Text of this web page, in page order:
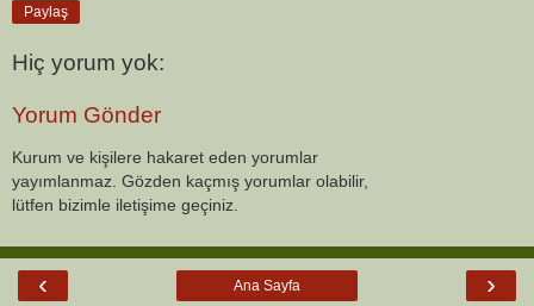
Paylaş
Hiç yorum yok:
Yorum Gönder
Kurum ve kişilere hakaret eden yorumlar
yayımlanmaz. Gözden kaçmış yorumlar olabilir,
lütfen bizimle iletişime geçiniz.
‹ ›
Ana Sayfa